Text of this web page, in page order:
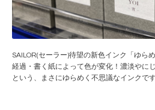
SAILOR(セーラー)待望の新色インク「ゆら
経過・書く紙によって色が変化！濃淡やに
という、まさにゆらめく不思議なインクです